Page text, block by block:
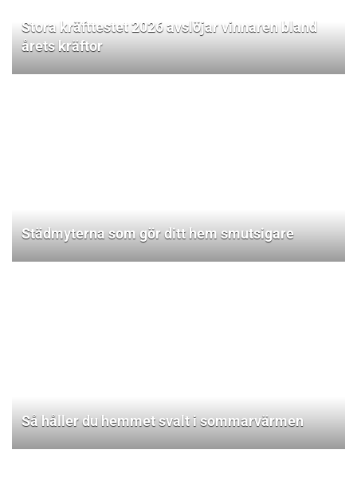
Stora kräfttestet 2026 avslöjar vinnaren bland
årets kräftor
Städmyterna som gör ditt hem smutsigare
Så håller du hemmet svalt i sommarvärmen